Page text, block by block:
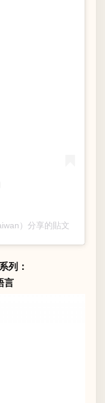
）分享的貼文
列：
言